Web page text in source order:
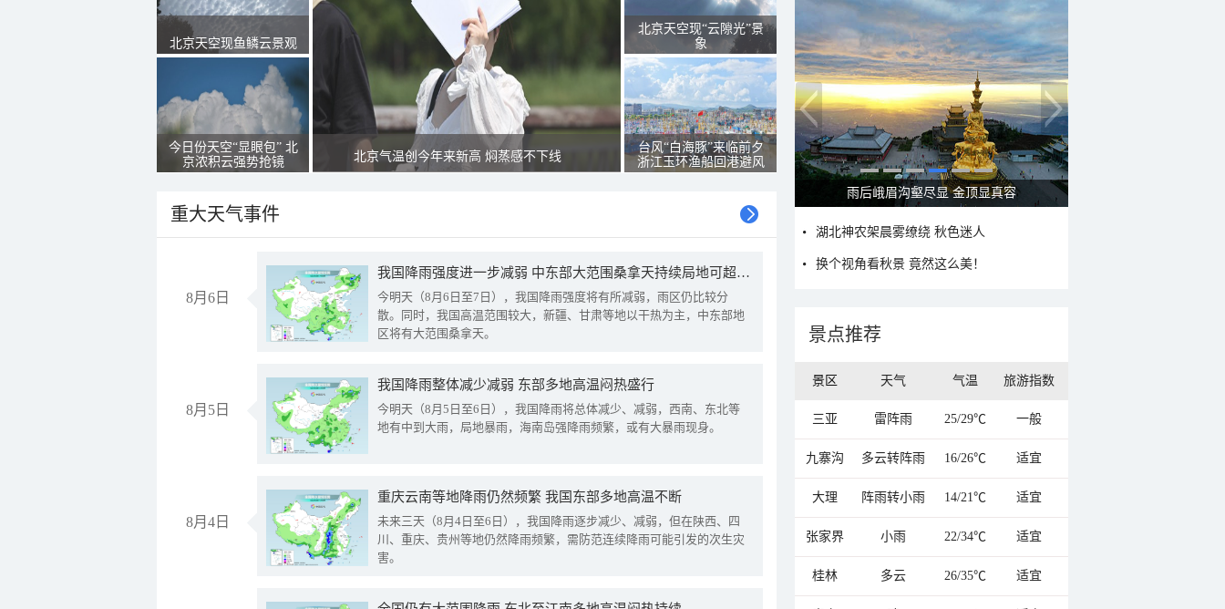
北京天空现鱼鳞云景观
今日份天空“显眼包” 北
京浓积云强势抢镜
北京气温创今年来新高 焖蒸感不下线
北京天空现“云隙光”景
象
台风“白海豚”来临前夕
浙江玉环渔船回港避风
重大天气事件
8月6日
我国降雨强度进一步减弱 中东部大范围桑拿天持续局地可超38℃
今明天（8月6日至7日），我国降雨强度将有所减弱，雨区仍比较分
散。同时，我国高温范围较大，新疆、甘肃等地以干热为主，中东部地
区将有大范围桑拿天。
8月5日
我国降雨整体减少减弱 东部多地高温闷热盛行
今明天（8月5日至6日），我国降雨将总体减少、减弱，西南、东北等
地有中到大雨，局地暴雨，海南岛强降雨频繁，或有大暴雨现身。
8月4日
重庆云南等地降雨仍然频繁 我国东部多地高温不断
未来三天（8月4日至6日），我国降雨逐步减少、减弱，但在陕西、四
川、重庆、贵州等地仍然降雨频繁，需防范连续降雨可能引发的次生灾
害。
雨后峨眉沟壑尽显 金顶显真容
湖北神农架晨雾缭绕 秋色迷人
换个视角看秋景 竟然这么美！
景点推荐
景区 天气 气温 旅游指数
三亚 雷阵雨 25/29℃ 一般
九寨沟 多云转阵雨 16/26℃ 适宜
大理 阵雨转小雨 14/21℃ 适宜
张家界 小雨 22/34℃ 适宜
桂林 多云 26/35℃ 适宜